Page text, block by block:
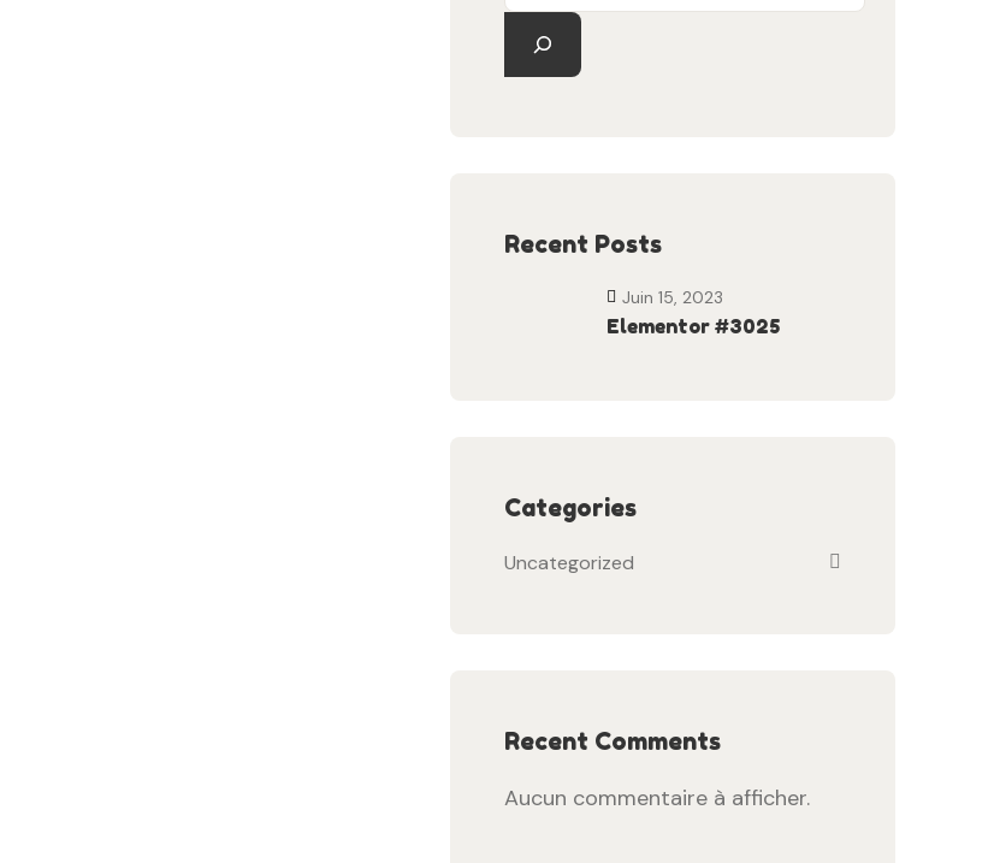
Recent Posts
Elementor #3025
Juin 15, 2023
Categories
Uncategorized
Recent Comments
Aucun commentaire à afficher.